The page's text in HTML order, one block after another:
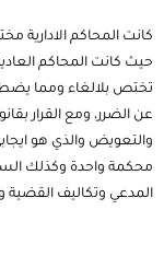
كانت المحاكم الادارية
حيث كانت المحاكم
تختص بلالغاء ومما
عن الضرر، ومع القرار
والتعويض والذي هو
محكمة واحدة وكذلك
المدعي وتكاليف القضية